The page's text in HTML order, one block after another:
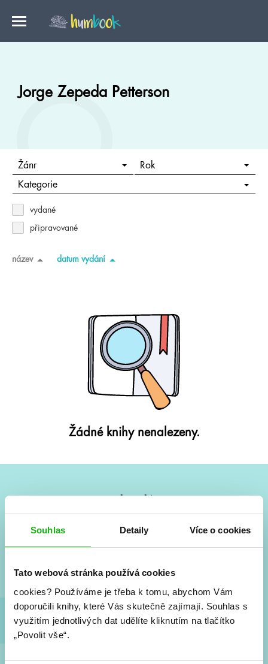
Souhlas Detaily Více o cookies
Tato webová stránka používá cookies
cookies? Používáme je třeba k tomu, abychom Vám
doporučili knihy, které Vás skutečně zajímají. Souhlas s
využitím jednotlivých dat udělíte kliknutím na tlačítko
„Povolit vše“.
Jorge Zepeda Petterson
Žánr Rok
Kategorie
vydané
připravované
název datum vydání
Žádné knihy nenalezeny.
Vše kolem #youngadult každý měsíc rovnou do mailu!
a seriálové adaptace a další.